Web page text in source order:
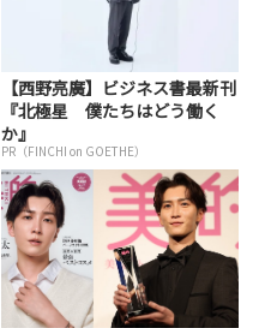
【西野亮廣】ビジネス書最新刊
『北極星 僕たちはどう働く
か』
PR（FINCHI on GOETHE）